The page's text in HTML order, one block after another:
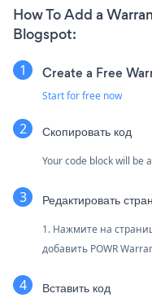
How To Add a
Blogspot:
Create a Free
Start for free now
Скопировать код
Your code block will be
Редактировать
1. Нажмите на
добавить POWR
Вставить код